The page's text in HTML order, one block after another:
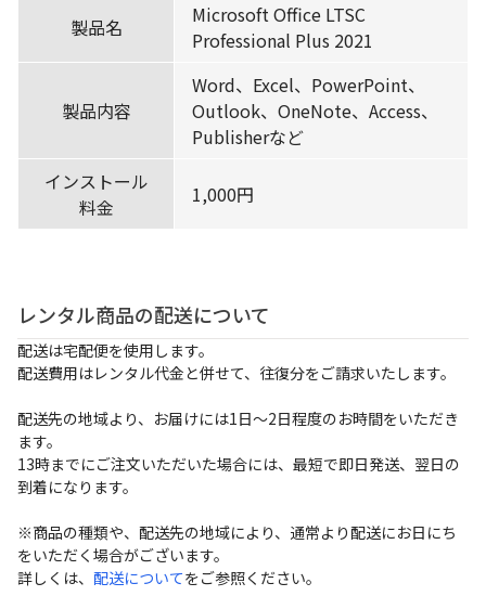
050-3135-2199
受付時間 9：00〜17：30（土日祝休）
製品名
Microsoft Office LTSC
Professional Plus 2021
製品内容
Word、Excel、PowerPoint、
Outlook、OneNote、Access、
Publisherなど
インストール
料金
1,000円
レンタル商品の配送について
配送は宅配便を使用します。
配送費用はレンタル代金と併せて、往復分をご請求いたします。
配送先の地域より、お届けには1日～2日程度のお時間をいただき
ます。
13時までにご注文いただいた場合には、最短で即日発送、翌日の
到着になります。
※商品の種類や、配送先の地域により、通常より配送にお日にち
をいただく場合がございます。
詳しくは、 配送についてをご参照ください。